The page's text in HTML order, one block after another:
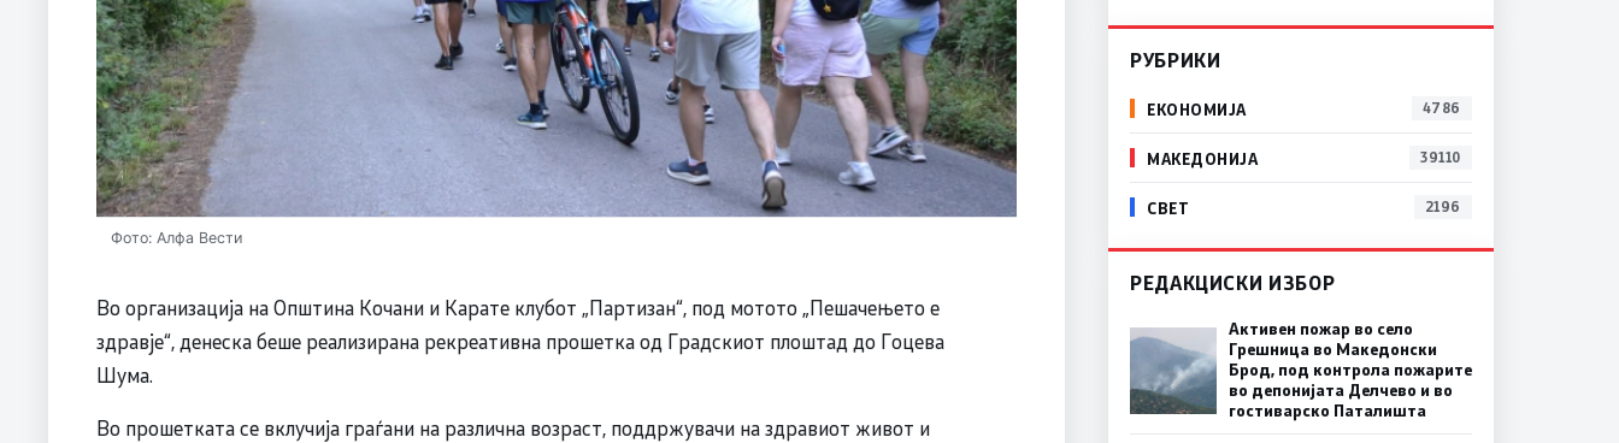
Фото: Алфа Вести
Во организација на Општина Кочани и Карате клубот „Партизан“, под мотото „Пешачењето е
здравје“, денеска беше реализирана рекреативна прошетка од Градскиот плоштад до Гоцева
Шума.
Во прошетката се вклучија граѓани на различна возраст, поддржувачи на здравиот живот и
РУБРИКИ
ЕКОНОМИЈА 4786
МАКЕДОНИЈА 39110
СВЕТ 2196
РЕДАКЦИСКИ ИЗБОР
Активен пожар во село
Грешница во Македонски
Брод, под контрола пожарите
во депонијата Делчево и во
гостиварско Паталишта